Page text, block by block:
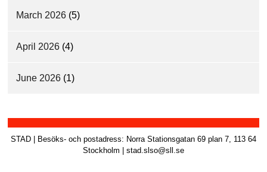
March 2026 (5)
April 2026 (4)
June 2026 (1)
STAD | Besöks- och postadress: Norra Stationsgatan 69 plan 7, 113 64
Stockholm | stad.slso@sll.se